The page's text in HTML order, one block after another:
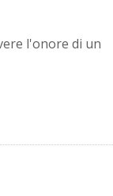
l'onore di un